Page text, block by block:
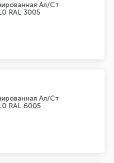
Ал/Ст
RAL 3005
Ал/Ст
RAL 6005